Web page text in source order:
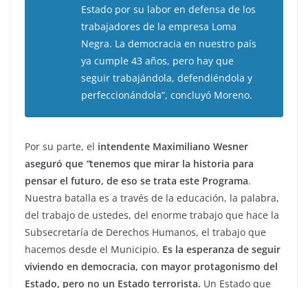
Estado por su labor en defensa de los
trabajadores de la empresa Loma
Negra. La democracia en nuestro país
ya cumple 43 años, pero hay que
seguir trabajándola, defendiéndola y
perfeccionándola”, concluyó Moreno.
Por su parte, el intendente Maximiliano Wesner
aseguró que “tenemos que mirar la historia para
pensar el futuro, de eso se trata este Programa.
Nuestra batalla es a través de la educación, la palabra,
del trabajo de ustedes, del enorme trabajo que hace la
Subsecretaría de Derechos Humanos, el trabajo que
hacemos desde el Municipio. Es la esperanza de seguir
viviendo en democracia, con mayor protagonismo del
Estado, pero no un Estado terrorista. Un Estado que